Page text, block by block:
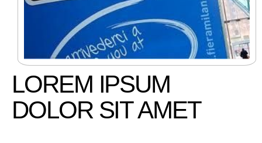
LOREM IPSUM
DOLOR SIT AMET